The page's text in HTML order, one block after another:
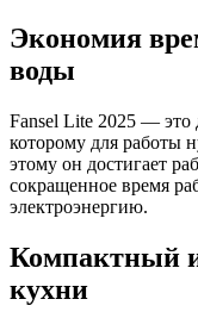
Экономия
воды
Fansel Lite 2025 — это
которому для работы
этому он достигает
сокращенное время
электроэнергию.
Компактный
кухни